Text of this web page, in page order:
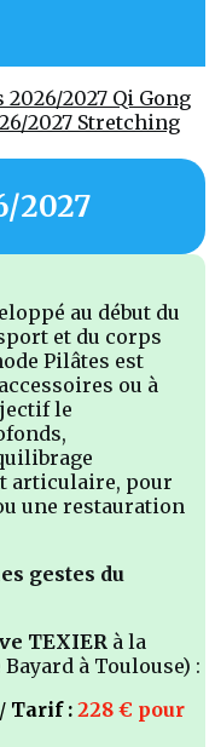
2026/2027 Qi Gong
2027 Stretching
2027
au début du
et du corps
Pilâtes est
ou à
le
articulaire, pour
une restauration
gestes du
TEXIER à la
Bayard à Toulouse) :
/ Tarif : 228 € pour